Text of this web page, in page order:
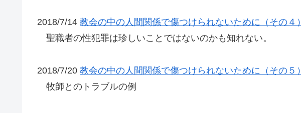
2018/7/14 教会の中の人間関係で傷つけられないために（その４）
聖職者の性犯罪は珍しいことではないのかも知れない。
2018/7/20 教会の中の人間関係で傷つけられないために（その５）
牧師とのトラブルの例